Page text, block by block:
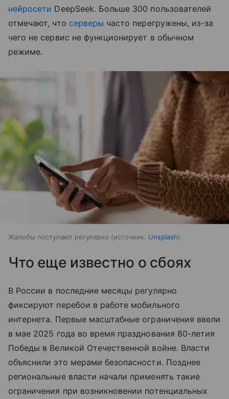
нейросети DeepSeek. Больше 300 пользователей
отмечают, что серверы часто перегружены, из-за
чего не сервис не функционирует в обычном
режиме.
Жалобы поступают регулярно источник: Unsplash
Что еще известно о сбоях
В России в последние месяцы регулярно
фиксируют перебои в работе мобильного
интернета. Первые масштабные ограничения ввели
в мае 2025 года во время празднования 80-летия
Победы в Великой Отечественной войне. Власти
объяснили это мерами безопасности. Позднее
региональные власти начали применять такие
ограничения при возникновении потенциальных